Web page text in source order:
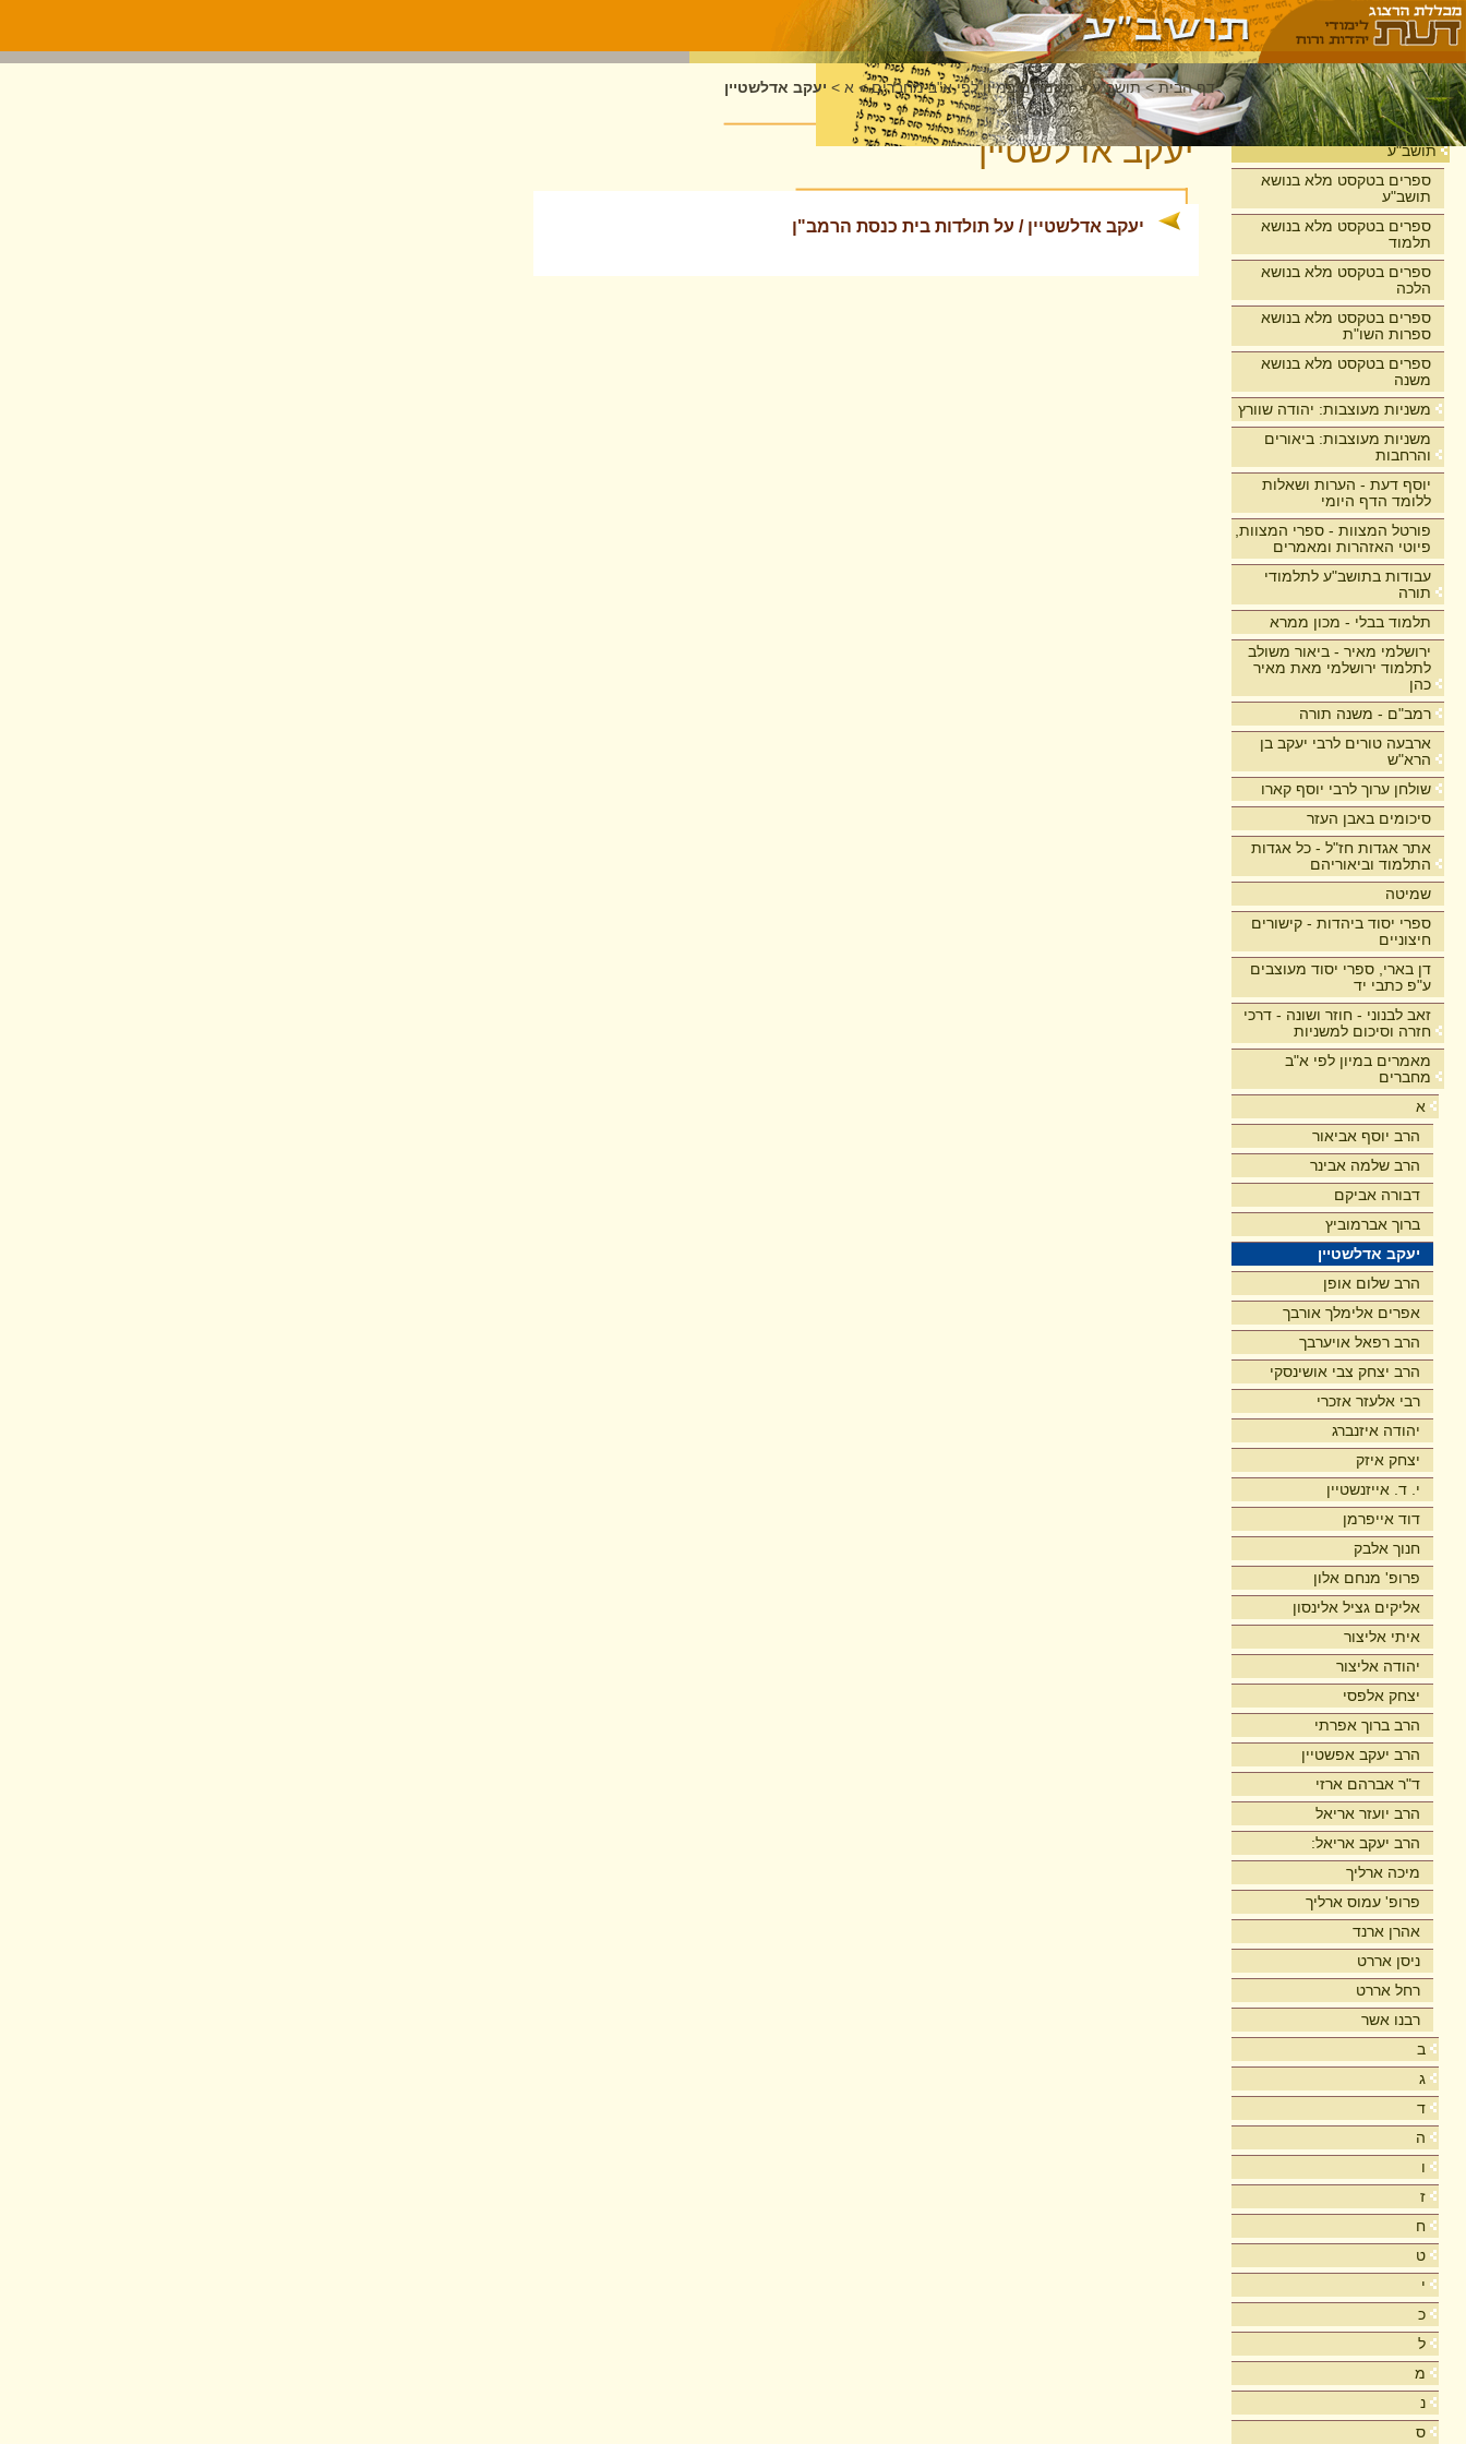
בית
תושב"ע
ספרים בטקסט מלא בנושא
תושב"ע
ספרים בטקסט מלא בנושא
תלמוד
ספרים בטקסט מלא בנושא
הלכה
ספרים בטקסט מלא בנושא
ספרות השו"ת
ספרים בטקסט מלא בנושא
משנה
משניות מעוצבות: יהודה שוורץ
משניות מעוצבות: ביאורים
והרחבות
יוסף דעת - הערות ושאלות
ללומד הדף היומי
פורטל המצוות - ספרי המצוות,
פיוטי האזהרות ומאמרים
עבודות בתושב"ע לתלמודי
תורה
תלמוד בבלי - מכון ממרא
ירושלמי מאיר - ביאור משולב
לתלמוד ירושלמי מאת מאיר
כהן
רמב"ם - משנה תורה
ארבעה טורים לרבי יעקב בן
הרא"ש
שולחן ערוך לרבי יוסף קארו
סיכומים באבן העזר
אתר אגדות חז"ל - כל אגדות
התלמוד וביאוריהם
שמיטה
ספרי יסוד ביהדות - קישורים
חיצוניים
דן בארי, ספרי יסוד מעוצבים
ע"פ כתבי יד
זאב לבנוני - חוזר ושונה - דרכי
חזרה וסיכום למשניות
מאמרים במיון לפי א"ב
מחברים
א
הרב יוסף אביאור
הרב שלמה אבינר
דבורה אביקם
ברוך אברמוביץ
יעקב אדלשטיין
הרב שלום אופן
אפרים אלימלך אורבך
הרב רפאל אויערבך
הרב יצחק צבי אושינסקי
רבי אלעזר אזכרי
יהודה איזנברג
יצחק איזק
י. ד. אייזנשטיין
דוד אייפרמן
חנוך אלבק
פרופ' מנחם אלון
אליקים גציל אלינסון
איתי אליצור
יהודה אליצור
יצחק אלפסי
הרב ברוך אפרתי
הרב יעקב אפשטיין
ד"ר אברהם ארזי
הרב יועזר אריאל
הרב יעקב אריאל:
מיכה ארליך
פרופ' עמוס ארליך
אהרן ארנד
ניסן אררט
רחל אררט
רבנו אשר
ב
ג
ד
ה
ו
ז
ח
ט
י
כ
ל
מ
נ
ס
דף הבית >תושב"ע >מאמרים במיון לפי א"ב מחברים > א > יעקב אדלשטיין
יעקב אדלשטיין
יעקב אדלשטיין / על תולדות בית כנסת הרמב"ן